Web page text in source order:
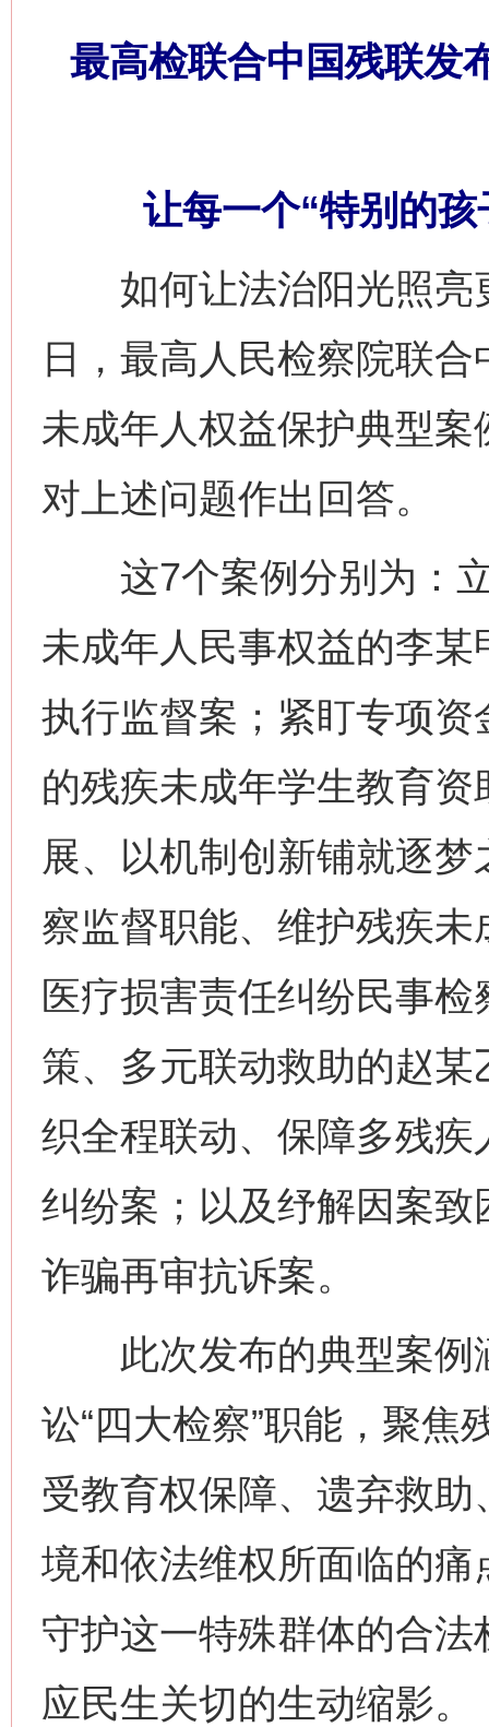
最高检联合中国残联发
让每一个“特别的
如何让法治阳光照亮
日，最高人民检察院联
未成年人权益保护典型
对上述问题作出回答。
这7个案例分别为：立
未成年人民事权益的李
执行监督案；紧盯专项
的残疾未成年学生教育
展、以机制创新铺就逐
察监督职能、维护残疾
医疗损害责任纠纷民事
策、多元联动救助的赵
织全程联动、保障多残
纠纷案；以及纾解因案
诈骗再审抗诉案。
此次发布的典型案例
讼“四大检察”职能，聚焦
受教育权保障、遗弃救
境和依法维权所面临的
守护这一特殊群体的合
应民生关切的生动缩影。